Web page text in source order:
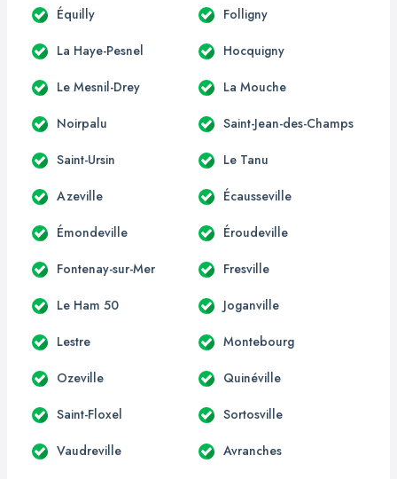
Équilly Folligny
La Haye-Pesnel Hocquigny
Le Mesnil-Drey La Mouche
Noirpalu Saint-Jean-des-Champs
Saint-Ursin Le Tanu
Azeville Écausseville
Émondeville Éroudeville
Fontenay-sur-Mer Fresville
Le Ham 50 Joganville
Lestre Montebourg
Ozeville Quinéville
Saint-Floxel Sortosville
Vaudreville Avranches